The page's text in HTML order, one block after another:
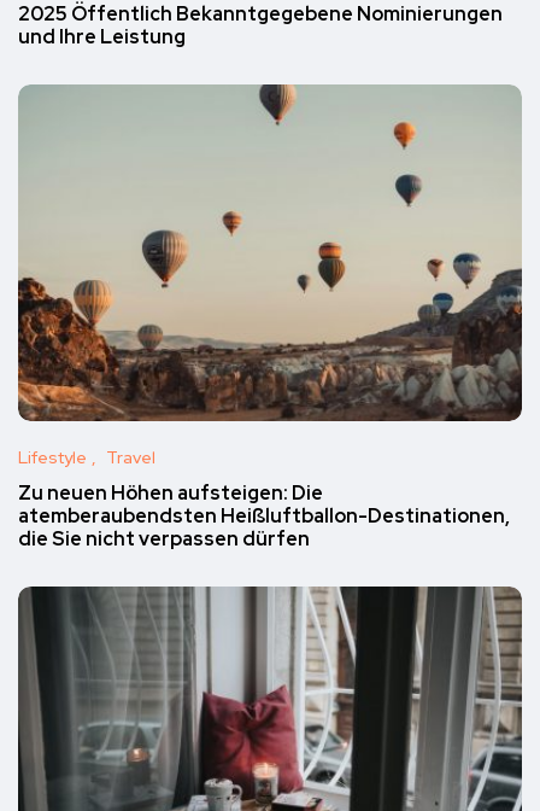
2025 Öffentlich Bekanntgegebene Nominierungen
und Ihre Leistung
Lifestyle Travel
Zu neuen Höhen aufsteigen: Die
atemberaubendsten Heißluftballon-Destinationen,
die Sie nicht verpassen dürfen